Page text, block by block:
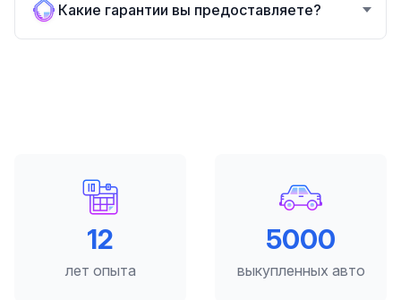
Какие гарантии вы предоставляете?
12
лет опыта
5000
выкупленных авто